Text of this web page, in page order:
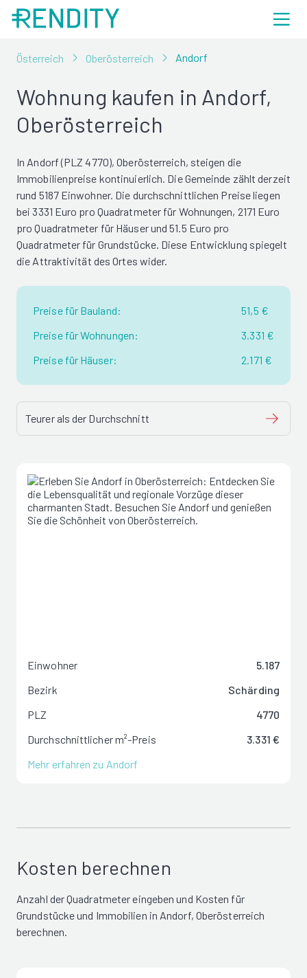
Österreich Oberösterreich Andorf
Wohnung kaufen in Andorf,
Oberösterreich
In Andorf (PLZ 4770), Oberösterreich, steigen die
Immobilienpreise kontinuierlich. Die Gemeinde zählt derzeit
rund 5187 Einwohner. Die durchschnittlichen Preise liegen
bei 3331 Euro pro Quadratmeter für Wohnungen, 2171 Euro
pro Quadratmeter für Häuser und 51.5 Euro pro
Quadratmeter für Grundstücke. Diese Entwicklung spiegelt
die Attraktivität des Ortes wider.
Preise für Bauland:
51,5 €
Preise für Wohnungen:
3.331 €
Preise für Häuser:
2.171 €
Teurer als der Durchschnitt
Einwohner
5.187
Bezirk
Schärding
PLZ
4770
Durchschnittlicher m²-Preis
3.331 €
Mehr erfahren zu Andorf
Kosten berechnen
Anzahl der Quadratmeter eingeben und Kosten für
Grundstücke und Immobilien in Andorf, Oberösterreich
berechnen.